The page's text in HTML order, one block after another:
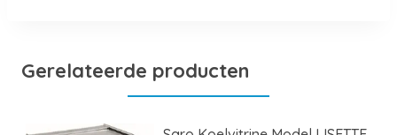
Gerelateerde producten